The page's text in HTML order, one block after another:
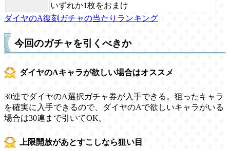
いずれか1枚をおまけ
ダイヤのA復刻ガチャの当たりランキング
今回のガチャを引くべきか
ダイヤのAキャラが欲しい場合はオススメ
30連でダイヤのA選択ガチャ券が入手できる。狙ったキャラ
を確実に入手できるので、ダイヤのAで欲しいキャラがいる
場合は30連まで引いてOK。
上限開放があとすこしなら狙い目